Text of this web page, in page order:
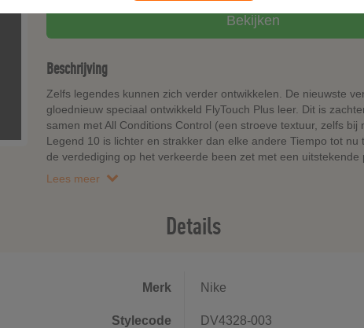
Bekijken
Beschrijving
Zelfs legendes kunnen zich verder ontwikkelen. De nieuwste
gloednieuw speciaal ontwikkeld FlyTouch Plus leer. Dit is
samen met All Conditions Control (een stroeve textuur, zelfs
Legend 10 is lichter en strakker dan elke andere Tiempo tot
de verdediging op het verkeerde been zet met een
Lees meer
Details
Merk Nike
Stylecode DV4328-003